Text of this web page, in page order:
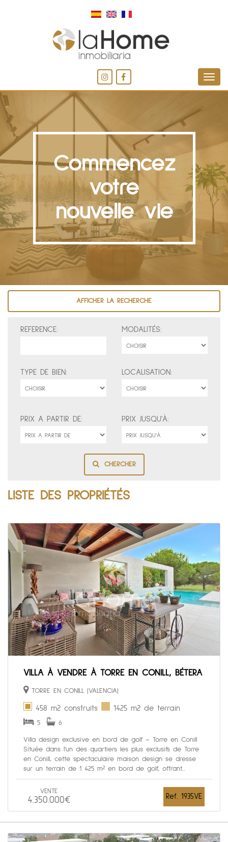
Commencez
votre
nouvelle vie
AFFICHER LA RECHERCHE
REFERENCE: MODALITÉS:
TYPE DE BIEN: LOCALISATION:
PRIX A PARTIR DE: PRIX JUSQU'À:
CHERCHER
LISTE DES PROPRIÉTÉS
VILLA À VENDRE À TORRE EN CONILL, BÉTERA
TORRE EN CONILL (VALENCIA)
458 m2 construits 1425 m2 de terrain
5 6
Villa design exclusive en bord de golf – Torre en Conill
Située dans l'un des quartiers les plus exclusifs de Torre
en Conill, cette spectaculaire maison design se dresse
sur un terrain de 1 425 m² en bord de golf, offrant...
VENTE
4.350.000€ Ref. 1935VE